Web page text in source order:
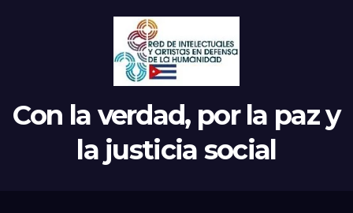
Con la verdad, por la paz y
la justicia social